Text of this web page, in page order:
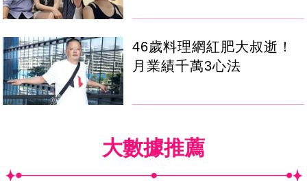
46歲料理網紅肥大叔逝！
月業績千萬3心法
大數據推薦